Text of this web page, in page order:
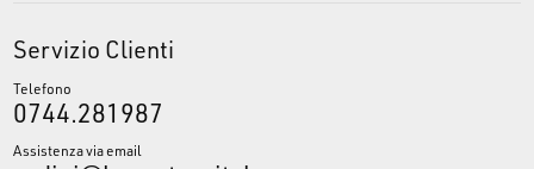
Servizio Clienti
Telefono
0744.281987
Assistenza via email